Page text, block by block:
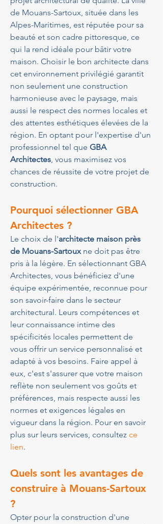
de Mouans-Sartoux, située dans les
Alpes-Maritimes, est réputée pour sa
beauté et son cadre pittoresque, ce
qui la rend idéale pour bâtir votre
maison. Choisir le bon architecte dans
cet environnement privilégié garantit
non seulement une construction
harmonieuse avec le paysage, mais
aussi le respect des normes locales et
des attentes esthétiques élevées de la
région. En optant pour l'expertise d'un
professionnel tel que GBA
Architectes, vous maximisez vos
chances de réussite de votre projet de
construction.
Pourquoi sélectionner GBA
Architectes ?
Le choix de l'architecte maison près
de Mouans-Sartoux ne doit pas être
pris à la légère. En sélectionnant GBA
Architectes, vous bénéficiez d'une
équipe expérimentée, reconnue pour
son savoir-faire dans le secteur
architectural. Leurs compétences et
leur connaissance intime des
spécificités locales permettent de
vous offrir un service personnalisé et
adapté à vos besoins. Faire appel à
eux, c'est s'assurer que votre maison
reflète non seulement vos goûts et
préférences, mais respecte aussi les
normes et exigences légales en
vigueur dans la région. Pour en savoir
plus sur leurs services, consultez ce
lien.
Quels sont les avantages de
construire à Mouans-Sartoux
?
Opter pour la construction d'une